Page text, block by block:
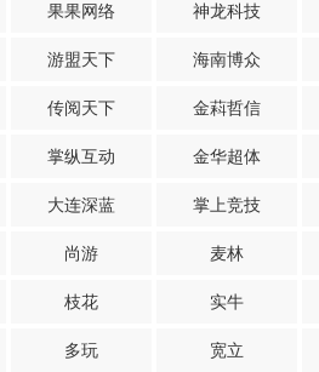
果果网络 神龙科技
游盟天下 海南博众
传阅天下 金萪哲信
掌纵互动 金华超体
大连深蓝 掌上竞技
尚游 麦林
枝花 实牛
多玩 宽立